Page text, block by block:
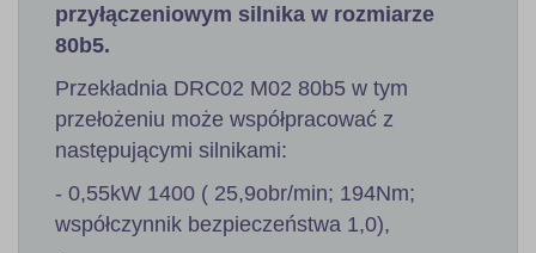
przyłączeniowym silnika w rozmiarze
80b5.
Przekładnia DRC02 M02 80b5 w tym
przełożeniu może współpracować z
następującymi silnikami:
- 0,55kW 1400 ( 25,9obr/min; 194Nm;
współczynnik bezpieczeństwa 1,0),